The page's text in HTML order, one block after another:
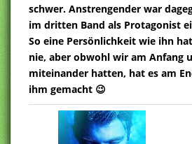
schwer. Anstrengender war
im dritten Band als Protagonist
So eine Persönlichkeit wie ihn
nie, aber obwohl wir am Anfang
miteinander hatten, hat es am
ihm gemacht 😉